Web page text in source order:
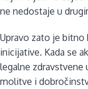
ne nedostaje u
Upravo zato je
inicijative. Kada se
legalne zdravstvene
molitve i